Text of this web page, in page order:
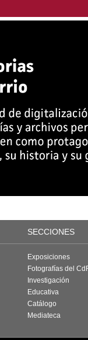
SECCIONES
Exposiciones
Fotografías del
Investigación
Educativa
Catálogo
Mediateca